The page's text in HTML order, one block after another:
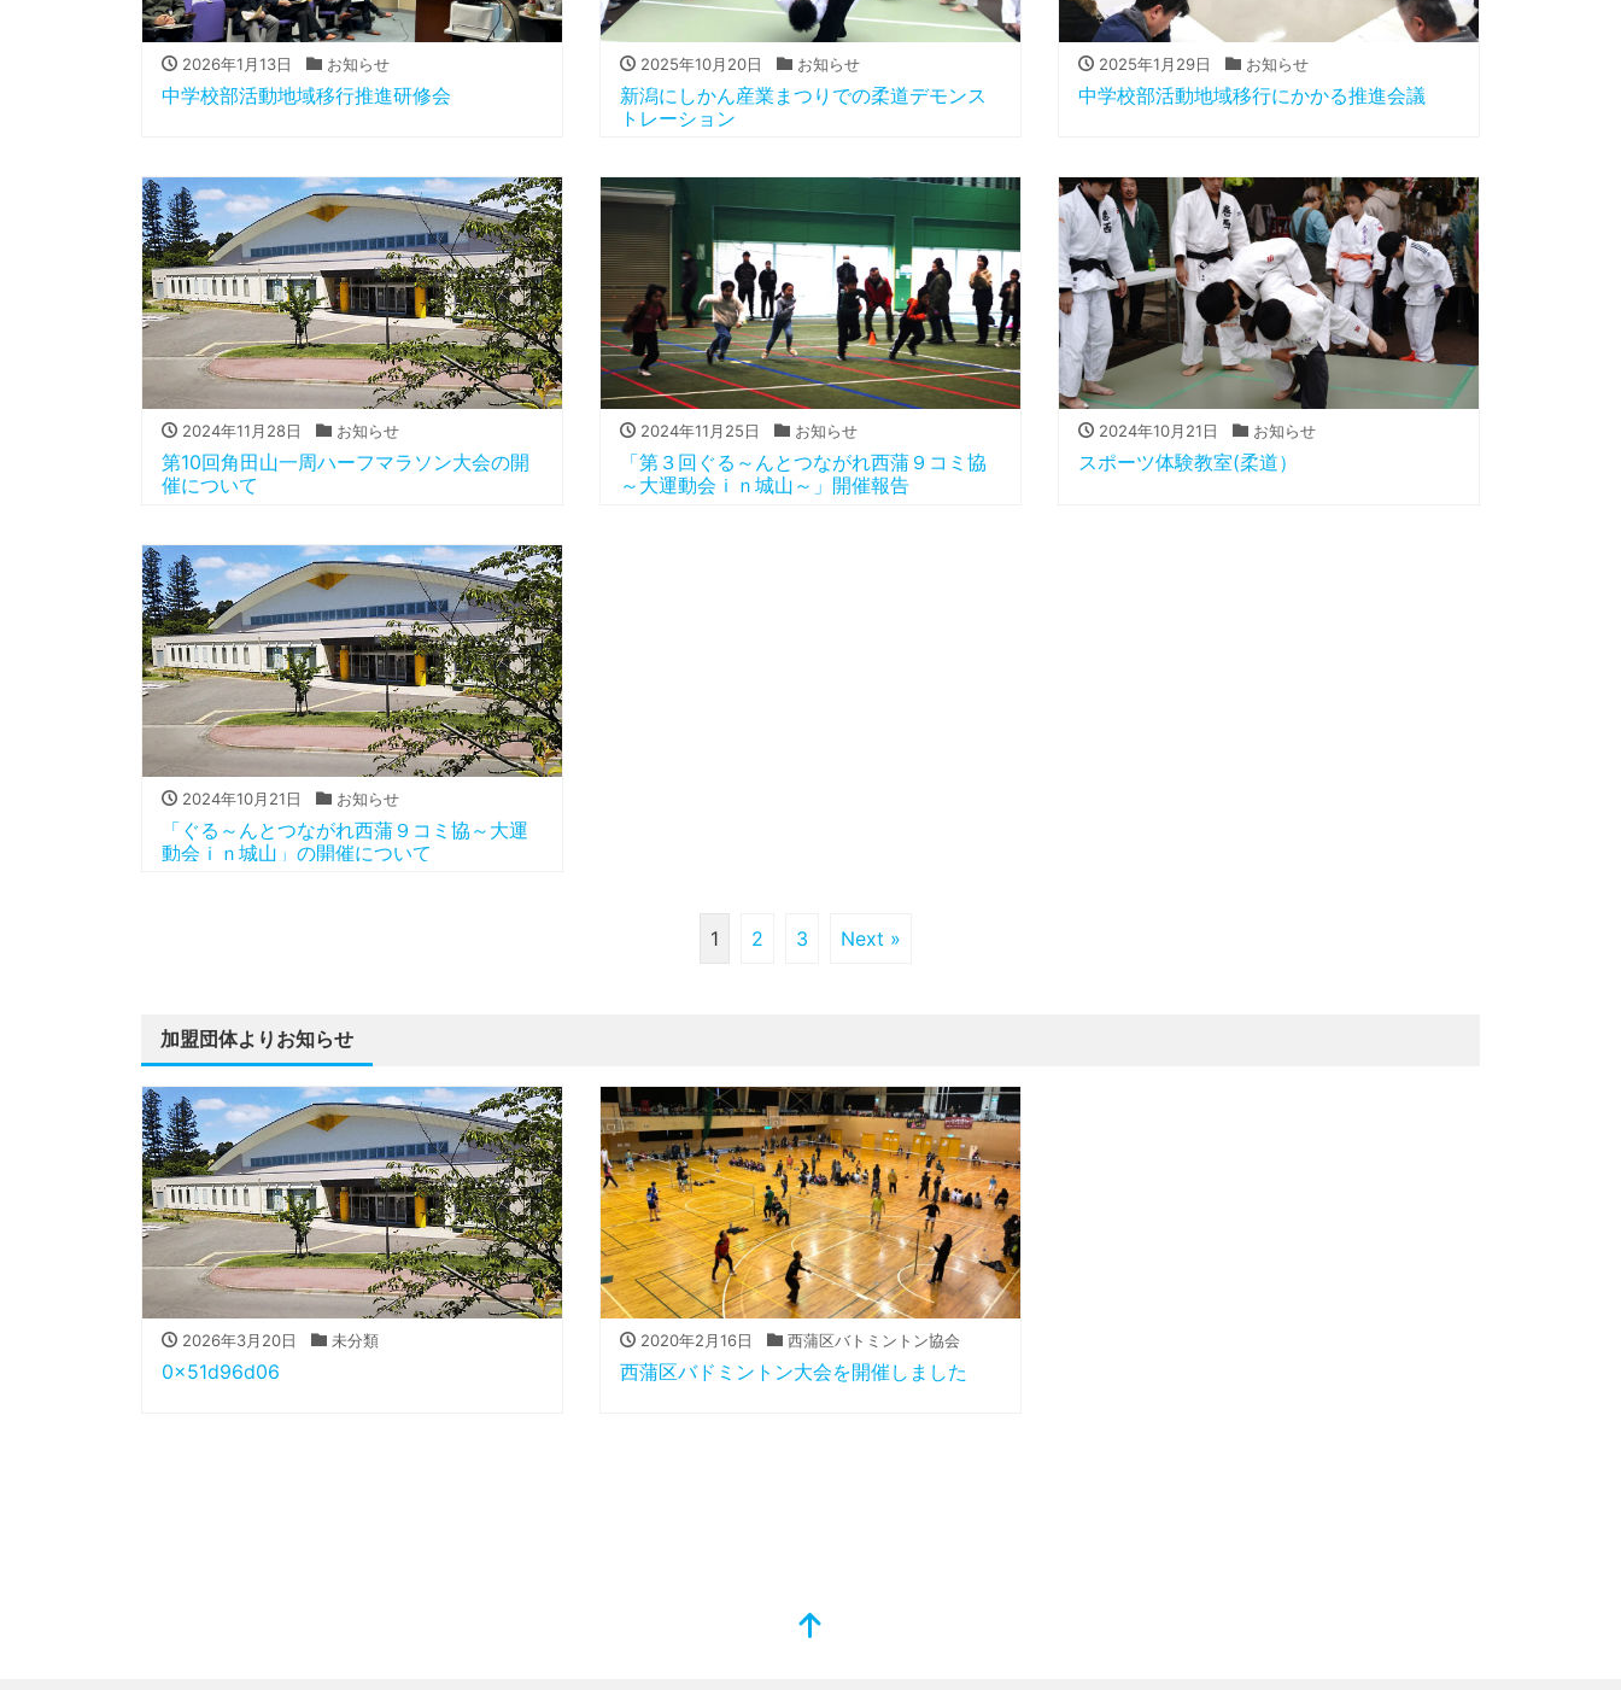
2026年1月13日 お知らせ
中学校部活動地域移行推進研修会
2025年10月20日 お知らせ
新潟にしかん産業まつりでの柔道デモンス
トレーション
2025年1月29日 お知らせ
中学校部活動地域移行にかかる推進会議
2024年11月28日 お知らせ
第10回角田山一周ハーフマラソン大会の開
催について
2024年11月25日 お知らせ
「第３回ぐる～んとつながれ西蒲９コミ協
～大運動会ｉｎ城山～」開催報告
2024年10月21日 お知らせ
スポーツ体験教室(柔道）
2024年10月21日 お知らせ
「ぐる～んとつながれ西蒲９コミ協～大運
動会ｉｎ城山」の開催について
1 2 3 Next »
加盟団体よりお知らせ
2026年3月20日 未分類
0x51d96d06
2020年2月16日 西蒲区バトミントン協会
西蒲区バドミントン大会を開催しました